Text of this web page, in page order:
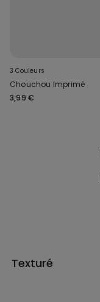
3 Couleurs
Chouchou Imprimé
3,99 €
Texturé